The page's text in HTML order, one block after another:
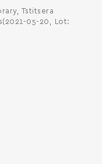
Tstitsera
05-20, Lot: